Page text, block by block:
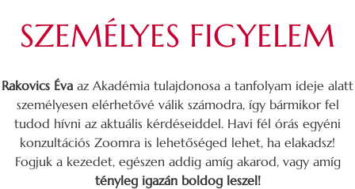
SZEMÉLYES FIGYELEM
Rakovics Éva az Akadémia tulajdonosa a tanfolyam ideje alatt
személyesen elérhetővé válik számodra, így bármikor fel
tudod hívni az aktuális kérdéseiddel. Havi fél órás egyéni
konzultációs Zoomra is lehetőséged lehet, ha elakadsz!
Fogjuk a kezedet, egészen addig amíg akarod, vagy amíg
tényleg igazán boldog leszel!